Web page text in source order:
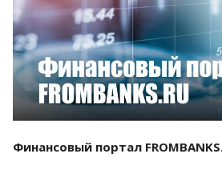
Смотреть проект
Финансовый портал